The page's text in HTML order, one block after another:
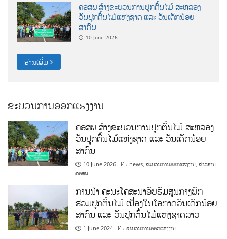
ຄອສພ ສ້າງຂະບວນການປູກຕົ້ນໄມ້ ສະຫລອງ
ວັນປູກຕົ້ນໄມ້ແຫ່ງຊາດ ແລະ ວັນເດັກນ້ອຍ
ສາກົນ
10 June 2026
ອ່ານເພີ່ມ
ຂະບວນການອອກແຮງງານ
ຄອສພ ສ້າງຂະບວນການປູກຕົ້ນໄມ້ ສະຫລອງ
ວັນປູກຕົ້ນໄມ້ແຫ່ງຊາດ ແລະ ວັນເດັກນ້ອຍ
ສາກົນ
10 June 2026 news ,ຂະບວນການອອກແຮງງານ ,ຂ່າວສານ
ຄອສພ
ການນໍາ ຄະນະໂຄສະນາອົບຮົມສູນກາງພັກ
ຮ່ວມປູກຕົ້ນໄມ້ ເນື່ອງໃນໂອກາດວັນເດັກນ້ອຍ
ສາກົນ ແລະ ວັນປູກຕົ້ນໄມ້ແຫ່ງຊາດລາວ
1 June 2024 ຂະບວນການອອກແຮງງານ